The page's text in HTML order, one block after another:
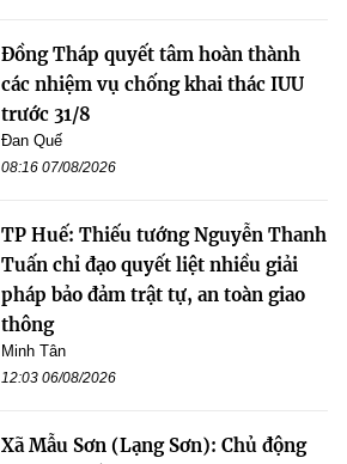
Đồng Tháp quyết tâm hoàn thành
các nhiệm vụ chống khai thác IUU
trước 31/8
Đan Quế
08:16 07/08/2026
TP Huế: Thiếu tướng Nguyễn Thanh
Tuấn chỉ đạo quyết liệt nhiều giải
pháp bảo đảm trật tự, an toàn giao
thông
Minh Tân
12:03 06/08/2026
Xã Mẫu Sơn (Lạng Sơn): Chủ động